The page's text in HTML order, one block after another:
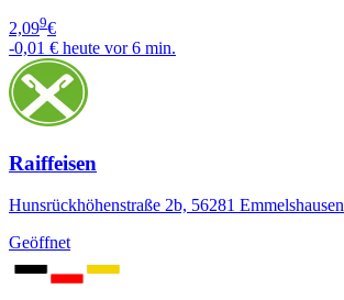
2,099€
-0,01 € heute vor 6 min.
Raiffeisen
Hunsrückhöhenstraße 2b, 56281 Emmelshausen
Geöffnet